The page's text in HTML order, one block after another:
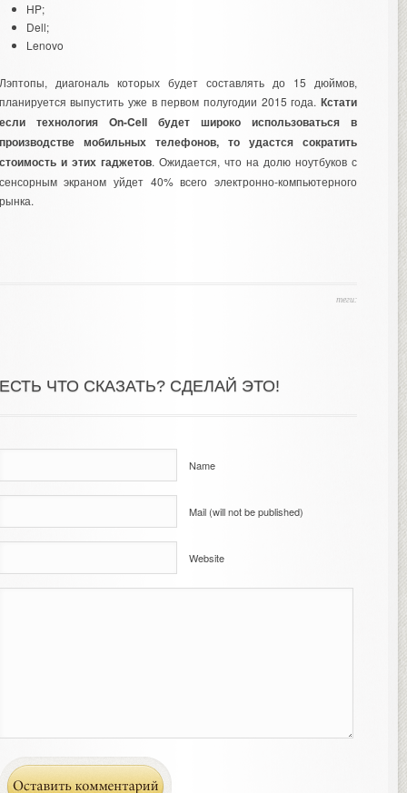
HP;
Dell;
Lenovo
диагональ которых будет составлять до 15 дюймов,
выпустить уже в первом полугодии 2015 года. Кстати
технология On-Cell будет широко использоваться в
мобильных телефонов, то удастся сократить
и этих гаджетов. Ожидается, что на долю ноутбуков с
экраном уйдет 40% всего электронно-компьютерного
теги:
ЧТО СКАЗАТЬ? СДЕЛАЙ ЭТО!
Name
Mail (will not be published)
Website